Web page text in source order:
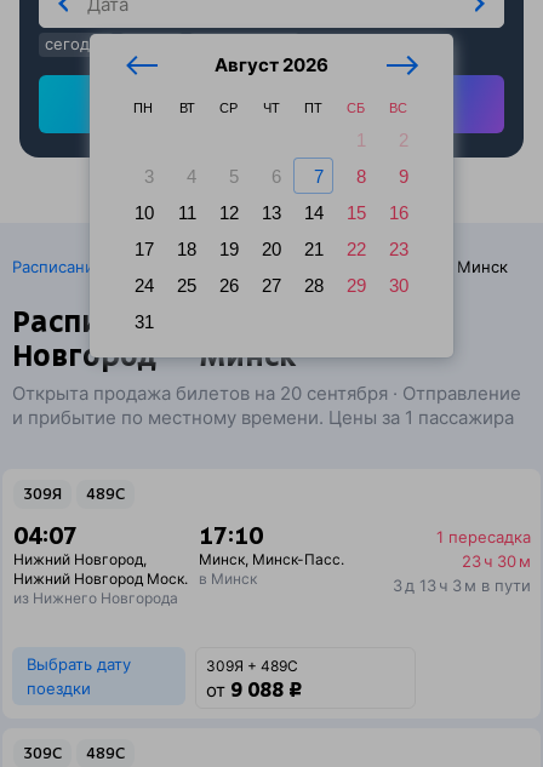
Август 2026
ПН ВТ СР ЧТ ПТ СБ ВС
1
2
3
4 5 6 7 8
9
10
11 12 13 14 15
16
17
18 19 20 21 22
23
24
25 26 27 28 29
30
31
сегодня
Найти ж/д билеты
Расписание поездов Ж/д билеты Нижний Новгород → Минск
Расписание поездов Нижний
Новгород — Минск
Открыта продажа билетов на 20 сентября · Отправление
и прибытие по местному времени. Цены за 1 пассажира
309Я 489С
04:07
Нижний Новгород,
Нижний Новгород Моск.
из Нижнего Новгорода
17:10
Минск, Минск-Пасс.
в Минск
1 пересадка
23 ч 30 м
3 д 13 ч 3 м в пути
Выбрать дату
поездки
309Я + 489С
от 9 088 ₽
309С 489С